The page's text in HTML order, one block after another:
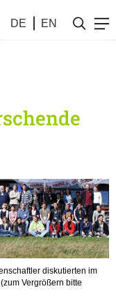
DE EN
diskutierten im
Vergrößern bitte